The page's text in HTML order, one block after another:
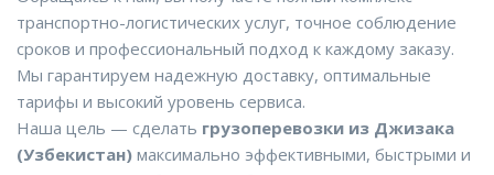
транспортно-логистических услуг, точное соблюдение
сроков и профессиональный подход к каждому заказу.
Мы гарантируем надежную доставку, оптимальные
тарифы и высокий уровень сервиса.
Наша цель — сделать грузоперевозки из Джизака
(Узбекистан) максимально эффективными, быстрыми и